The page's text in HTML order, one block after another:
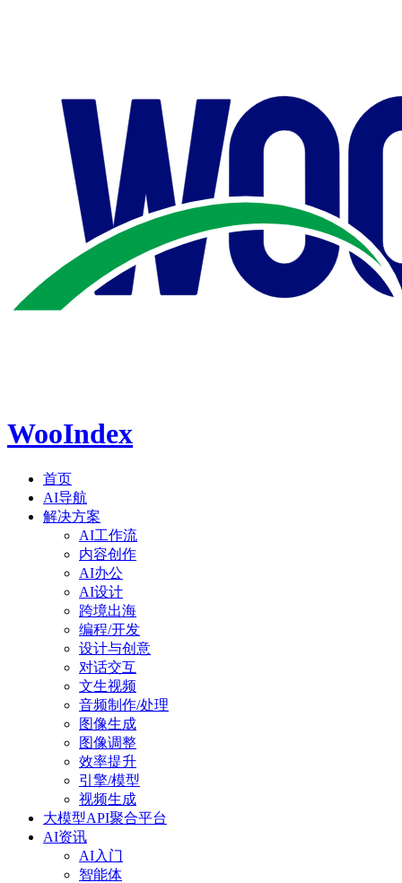
WooIndex
首页
AI导航
解决方案
AI工作流
内容创作
AI办公
AI设计
跨境出海
编程/开发
设计与创意
对话交互
文生视频
音频制作/处理
图像生成
图像调整
效率提升
引擎/模型
视频生成
大模型API聚合平台
AI资讯
AI入门
智能体